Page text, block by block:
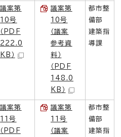
議案第
10号
（PDF
222.0
KB）
議案第
10号
（議案
参考資
料）
（PDF
148.0
KB）
都市整
備部
建築指
導課
議案第
11号
（PDF
議案第
11号
（議案
都市整
備部
建築指